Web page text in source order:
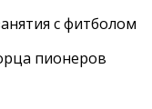
с фитболом
пионеров